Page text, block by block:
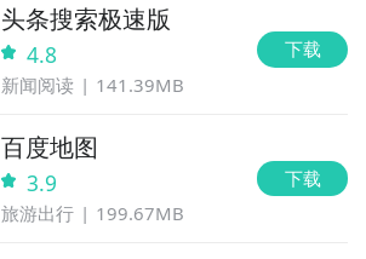
头条搜索极速版
4.8
新闻阅读 141.39MB
下载
百度地图
3.9
旅游出行 199.67MB
下载